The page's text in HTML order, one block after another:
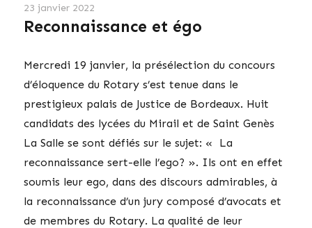
23 janvier 2022
Reconnaissance et égo
Mercredi 19 janvier, la présélection du concours
d’éloquence du Rotary s’est tenue dans le
prestigieux palais de Justice de Bordeaux. Huit
candidats des lycées du Mirail et de Saint Genès
La Salle se sont défiés sur le sujet: « La
reconnaissance sert-elle l’ego? ». Ils ont en effet
soumis leur ego, dans des discours admirables, à
la reconnaissance d’un jury composé d’avocats et
de membres du Rotary. La qualité de leur